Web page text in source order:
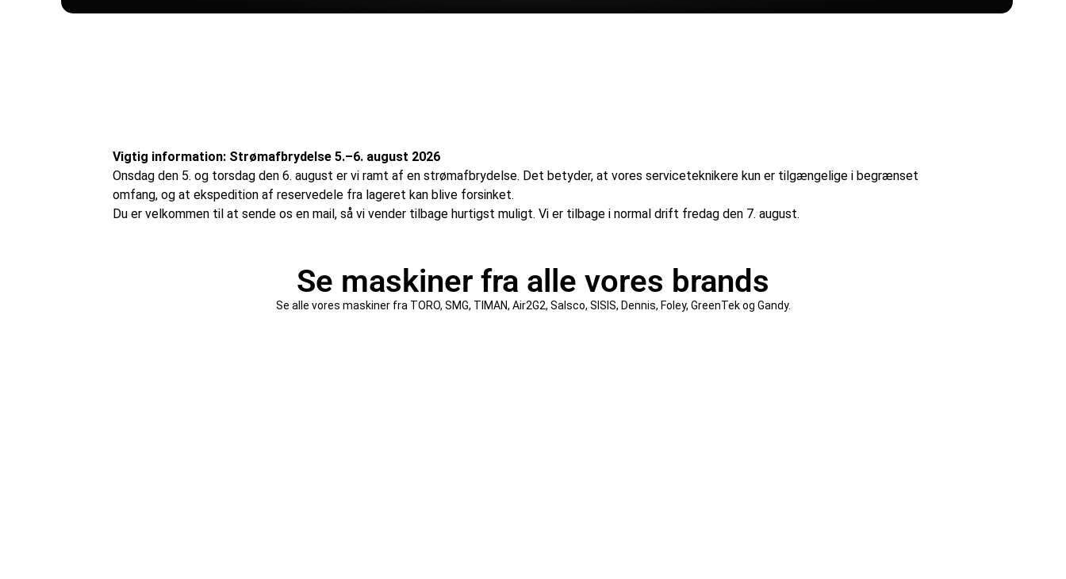
Vigtig information: Strømafbrydelse 5.–6. august 2026
Onsdag den 5. og torsdag den 6. august er vi ramt af en strømafbrydelse. Det betyder, at vores serviceteknikere kun er tilgængelige i begrænset
omfang, og at ekspedition af reservedele fra lageret kan blive forsinket.
Du er velkommen til at sende os en mail, så vi vender tilbage hurtigst muligt. Vi er tilbage i normal drift fredag den 7. august.
Se maskiner fra alle vores brands
Se alle vores maskiner fra TORO, SMG, TIMAN, Air2G2, Salsco, SISIS, Dennis, Foley, GreenTek og Gandy.